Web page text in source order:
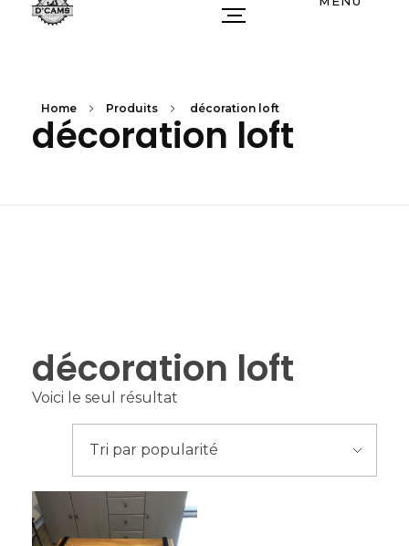
Home Produits décoration loft
décoration loft
décoration loft
Voici le seul résultat